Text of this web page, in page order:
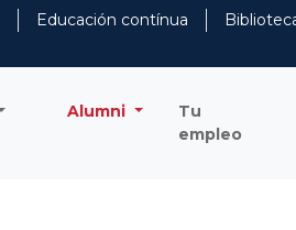
Educación contínua
Alumni
Tu
empleo